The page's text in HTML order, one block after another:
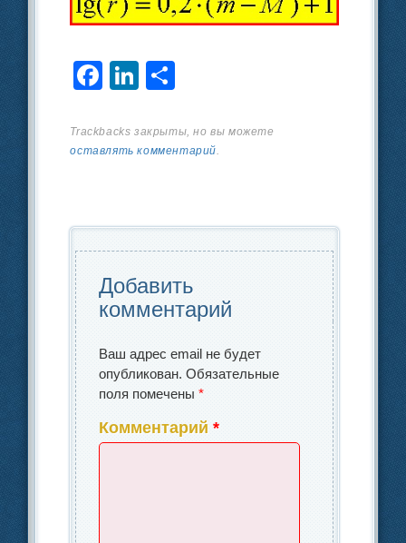
F
c
e
o
o
k
Li
k
e
n
р
а
и
ть
Trackbacks закрыты, но вы можете
оставлять комментарий
Добавить
комментарий
Ваш адрес email не будет
опубликован. Обязательные
поля помечены*
Комментарий*